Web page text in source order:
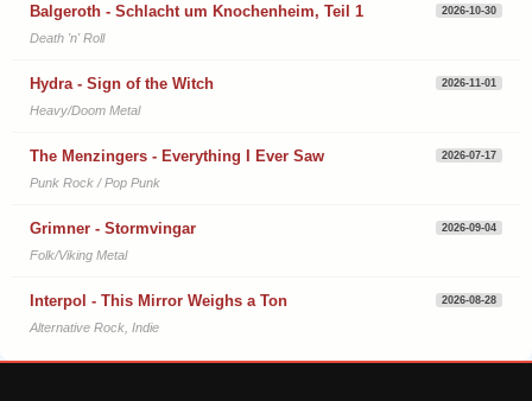
Balgeroth - Schlacht um Knochenheim, Teil 1 2026-10-30
Death 'n' Roll
Hydra - Sign of the Witch 2026-11-01
Heavy/Doom Metal
The Menzingers - Everything I Ever Saw 2026-07-17
Punk Rock / Pop Punk
Grimner - Stormvingar 2026-09-04
Folk/Viking Metal
Interpol - This Mirror Weighs a Ton 2026-08-28
Alternative Rock, Indie